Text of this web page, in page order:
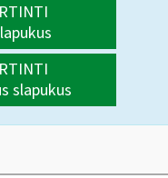
slapukus